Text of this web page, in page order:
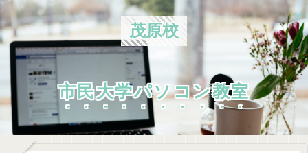
茂原校
市民大学パソコン教室